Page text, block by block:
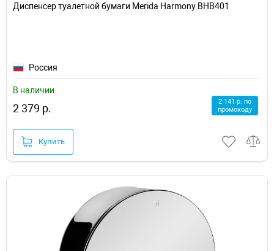
Диспенсер туалетной бумаги Merida Harmony BHB401
Россия
В наличии
2 379 р.
2 141 р. по
промокоду
Купить